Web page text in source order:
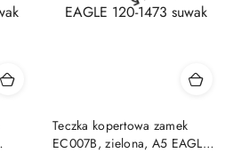
Teczka kopertowa zamek
EC007B, zielona, A5 EAGLE